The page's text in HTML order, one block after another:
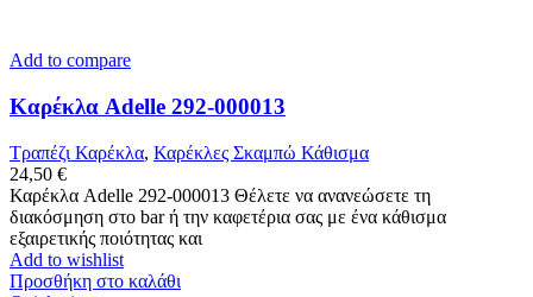
Add to compare
Καρέκλα Adelle 292-000013
Τραπέζι Καρέκλα, Καρέκλες Σκαμπώ Κάθισμα
24,50 €
Καρέκλα Adelle 292-000013 Θέλετε να ανανεώσετε τη
διακόσμηση στο bar ή την καφετέρια σας με ένα κάθισμα
εξαιρετικής ποιότητας και
Add to wishlist
Προσθήκη στο καλάθι